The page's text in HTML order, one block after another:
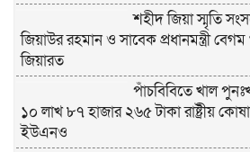
শহীদ জিয়া স্মৃতি
জিয়াউর রহমান ও সাবেক প্রধানমন্ত্রী
জিয়ারত
পাঁচবিবিতে খাল
১০ লাখ ৮৭ হাজার ২৬৫ টাকা রাষ্ট্রীয়
ইউএনও